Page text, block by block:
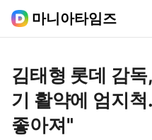
마니아타임즈
김태형 롯데 감
기 활약에 엄지
좋아져"